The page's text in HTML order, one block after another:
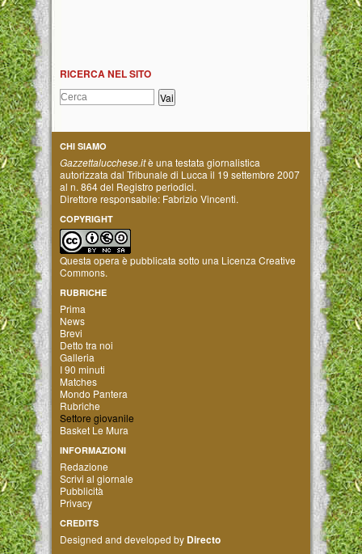
RICERCA NEL SITO
CHI SIAMO
Gazzettalucchese.itè una testata giornalistica
autorizzata dal Tribunale di Lucca il 19 settembre 2007
al n. 864 del Registro periodici.
Direttore responsabile: Fabrizio Vincenti.
COPYRIGHT
Questa opera è pubblicata sotto una Licenza Creative
Commons.
RUBRICHE
Prima
News
Brevi
Detto tra noi
Galleria
I 90 minuti
Matches
Mondo Pantera
Rubriche
Settore giovanile
Basket Le Mura
INFORMAZIONI
Redazione
Scrivi al giornale
Pubblicità
Privacy
CREDITS
Designed and developed by Directo